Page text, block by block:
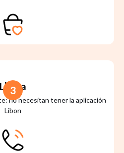
Llama
no necesitan tener la aplicación
Libon
3